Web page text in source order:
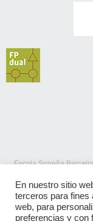
Escola Sopeña
En nuestro sitio
terceros para fines
web, para
preferencias y con